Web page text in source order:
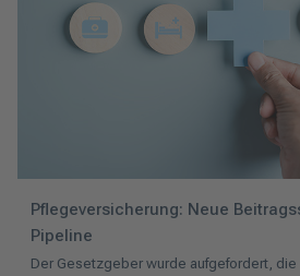
Pflegeversicherung: Neue
Pipeline
Der Gesetzgeber wurde aufgefordert,